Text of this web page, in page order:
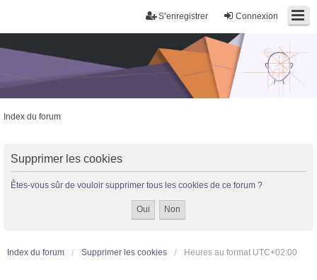
Connexion
S’enregistrer
Index du forum
Supprimer les cookies
Êtes-vous sûr de vouloir supprimer tous les cookies de ce forum ?
Index du forum Supprimer les cookies Heures au format UTC+02:00